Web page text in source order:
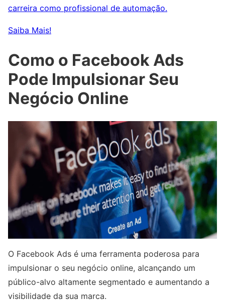
carreira como profissional de automação.
Saiba Mais!
Como o Facebook Ads
Pode Impulsionar Seu
Negócio Online
O Facebook Ads é uma ferramenta poderosa para
impulsionar o seu negócio online, alcançando um
público-alvo altamente segmentado e aumentando a
visibilidade da sua marca.